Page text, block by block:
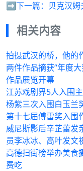
➡️下一篇： 贝克汉
相关内容
拍摄武汉的桥，他的
两件作品摘获“年度
作品展览开幕
江苏戏剧界5人入围
杨紫三次入围白玉兰
第十七届傅雷奖入围
威尼斯影后辛芷蕾发
员李冰冰、高叶发文
高德扫街榜举办美食
费吃